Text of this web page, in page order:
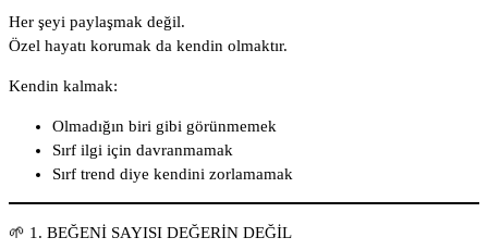
Her şeyi paylaşmak değil.
Özel hayatı korumak da kendin olmaktır.
Kendin kalmak:
Olmadığın biri gibi görünmemek
Sırf ilgi için davranmamak
Sırf trend diye kendini zorlamamak
🌱 1. BEĞENİ SAYISI DEĞERİN DEĞİL